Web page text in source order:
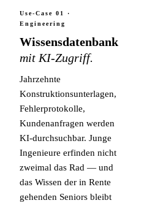
Use-Case 01 ·
Engineering
Wissensdatenbank
mit KI-Zugriff.
Jahrzehnte
Konstruktionsunterlagen,
Fehlerprotokolle,
Kundenanfragen werden
KI-durchsuchbar. Junge
Ingenieure erfinden nicht
zweimal das Rad — und
das Wissen der in Rente
gehenden Seniors bleibt